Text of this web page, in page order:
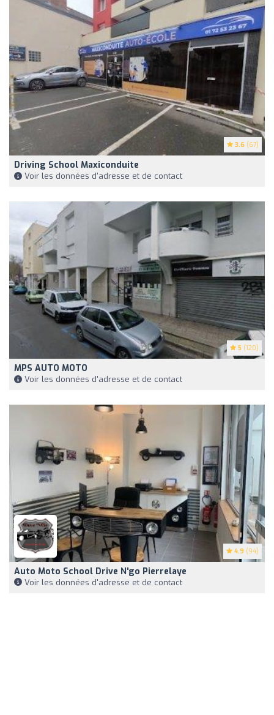
3.6 (67)
Driving School Maxiconduite
Voir les données d'adresse et de contact
5 (120)
MPS AUTO MOTO
Voir les données d'adresse et de contact
4.9 (94)
Auto Moto School Drive N'go Pierrelaye
Voir les données d'adresse et de contact